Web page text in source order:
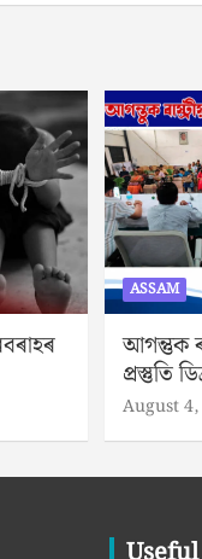
ASSAM
আগন্তুক
প্ৰস্তুতি
August 4,